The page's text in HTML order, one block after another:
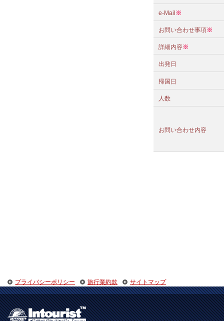
e-Mail ※
お問い合わせ事項※
詳細内容※
出発日
帰国日
人数
お問い合わせ内容
プライバシーポリシー 旅行業約款 サイトマップ